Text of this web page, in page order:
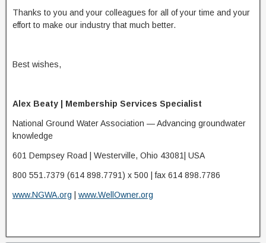
Thanks to you and your colleagues for all of your time and your
effort to make our industry that much better.
Best wishes,
Alex Beaty | Membership Services Specialist
National Ground Water Association — Advancing groundwater
knowledge
601 Dempsey Road | Westerville, Ohio 43081| USA
800 551.7379 (614 898.7791) x 500 | fax 614 898.7786
www.NGWA.org www.WellOwner.org